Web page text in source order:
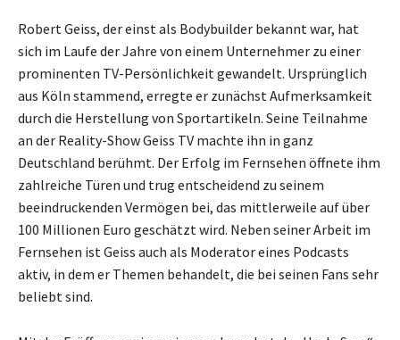
Robert Geiss, der einst als Bodybuilder bekannt war, hat
sich im Laufe der Jahre von einem Unternehmer zu einer
prominenten TV-Persönlichkeit gewandelt. Ursprünglich
aus Köln stammend, erregte er zunächst Aufmerksamkeit
durch die Herstellung von Sportartikeln. Seine Teilnahme
an der Reality-Show Geiss TV machte ihn in ganz
Deutschland berühmt. Der Erfolg im Fernsehen öffnete ihm
zahlreiche Türen und trug entscheidend zu seinem
beeindruckenden Vermögen bei, das mittlerweile auf über
100 Millionen Euro geschätzt wird. Neben seiner Arbeit im
Fernsehen ist Geiss auch als Moderator eines Podcasts
aktiv, in dem er Themen behandelt, die bei seinen Fans sehr
beliebt sind.